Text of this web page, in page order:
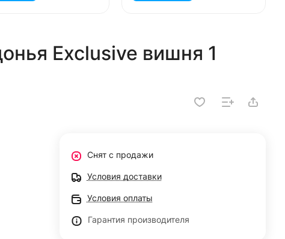
Exclusive вишня 1
Снят с продажи
Условия доставки
Условия оплаты
Гарантия производителя